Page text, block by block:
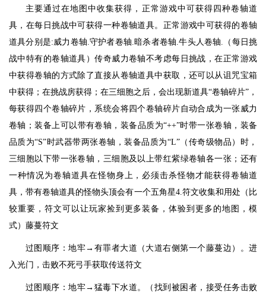
主要通过在地图中收集获得，正常游戏中可获得四种卷轴道
具，在每日挑战中可获得一种卷轴道具。正常游戏中可获得的卷轴
道具分别是:威力卷轴.守护者卷轴.暗杀者卷轴.牛头人卷轴.（每日挑
战中特有的卷轴道具）传奇威力卷轴不考虑每日挑战，在正常游戏
中获得卷轴的方式除了直接从卷轴道具中获取，还可以从诅咒宝箱
中获得；在挑战房获得；在三细胞之后，会出现新道具“卷轴碎片”，
每获得四个卷轴碎片，系统会将四个卷轴碎片自动合成为一张威力
卷轴；装备上可以带有卷轴，装备品质为“++”时带一张卷轴，装备
品质为“S”时武器带两张卷轴，装备品质为“L”（传奇级物品）时，
三细胞以下带一张卷轴，三细胞及以上带红紫绿卷轴各一张；还有
一种情况为卷轴道具在怪物身上，必须击杀怪物才能获得卷轴道
具，带有卷轴道具的怪物头顶会有一个五角星4.符文收集和用处（比
较重要，符文可以让玩家捡到更多装备，体验到更多的地图，模
式）藤蔓符文
过图顺序：地牢→有罪者大道（大道右侧第一个藤蔓边）。进
入光门，击败不死弓手获取传送符文
过图顺序：地牢→猛毒下水道。（找到被困者，接受任务击败